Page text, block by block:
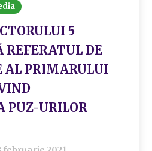
5
REFERATUL DE
AL PRIMARULUI
PUZ-URILOR